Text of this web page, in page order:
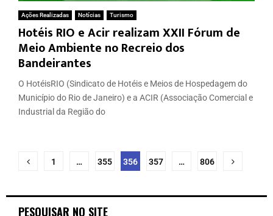
Ações Realizadas Notícias Turismo
Hotéis RIO e Acir realizam XXII Fórum de
Meio Ambiente no Recreio dos
Bandeirantes
O HotéisRIO (Sindicato de Hotéis e Meios de Hospedagem do
Município do Rio de Janeiro) e a ACIR (Associação Comercial e
Industrial da Região do
1 … 355 356 357 … 806
PESQUISAR NO SITE